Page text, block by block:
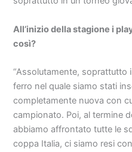
All’inizio della stagione i
così?
“Assolutamente, soprattutto
ferro nel quale siamo stati
completamente nuova con
campionato. Poi, al termine
abbiamo affrontato tutte le
coppa Italia, ci siamo resi